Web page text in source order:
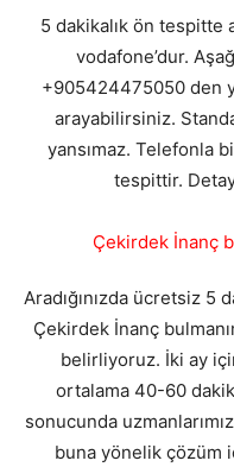
5 dakikalık ön tespitte
vodafone’dur.
+905424475050 den
arayabilirsiniz.
yansımaz. Telefonla
tespittir.
Çekirdek İnanç
Aradığınızda ücretsiz 5
Çekirdek İnanç
belirliyoruz. İki ay
ortalama 40-60
sonucunda
buna yönelik çözüm